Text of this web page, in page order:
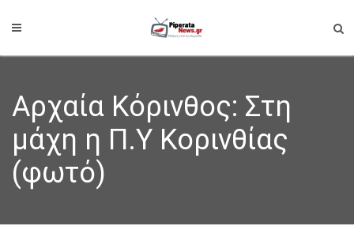
Αρχαία Κόρινθος: Στη
μάχη η Π.Υ Κορινθίας
(φωτό)